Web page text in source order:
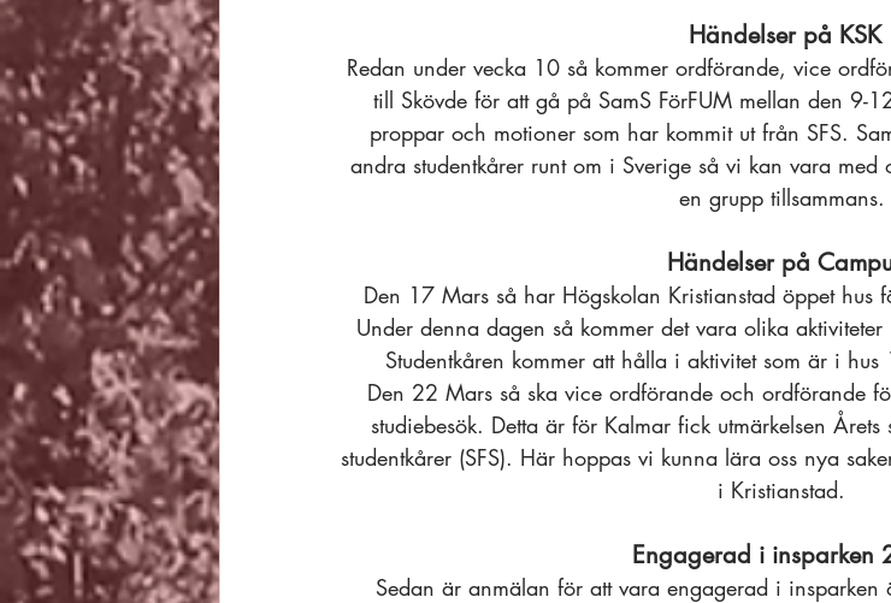
Händelser på KSK
Redan under vecka 10 så kommer ordförande, vice
till Skövde för att gå på SamS FörFUM mellan den 9-
proppar och motioner som har kommit ut från SFS.
andra studentkårer runt om i Sverige så vi kan vara med
en grupp tillsammans.
Händelser på
Den 17 Mars så har Högskolan Kristianstad öppet hus
Under denna dagen så kommer det vara olika
Studentkåren kommer att hålla i aktivitet som är i
Den 22 Mars så ska vice ordförande och ordförande
studiebesök. Detta är för Kalmar fick utmärkelsen Årets
studentkårer (SFS). Här hoppas vi kunna lära oss nya
i Kristianstad.
Engagerad i insparken
Sedan är anmälan för att vara engagerad i insparken